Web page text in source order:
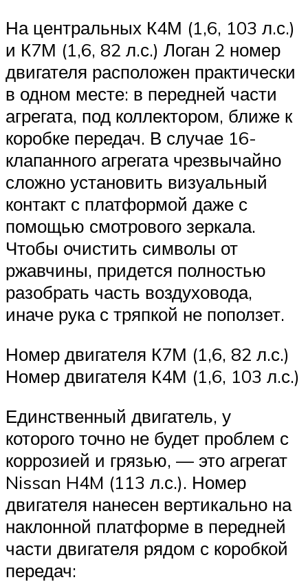
На центральных К4М (1,6, 103 л.с.)
и К7М (1,6, 82 л.с.) Логан 2 номер
двигателя расположен практически
в одном месте: в передней части
агрегата, под коллектором, ближе к
коробке передач. В случае 16-
клапанного агрегата чрезвычайно
сложно установить визуальный
контакт с платформой даже с
помощью смотрового зеркала.
Чтобы очистить символы от
ржавчины, придется полностью
разобрать часть воздуховода,
иначе рука с тряпкой не поползет.
Номер двигателя К7М (1,6, 82 л.с.)
Номер двигателя К4М (1,6, 103 л.с.)
Единственный двигатель, у
которого точно не будет проблем с
коррозией и грязью, — это агрегат
Nissan H4M (113 л.с.). Номер
двигателя нанесен вертикально на
наклонной платформе в передней
части двигателя рядом с коробкой
передач: